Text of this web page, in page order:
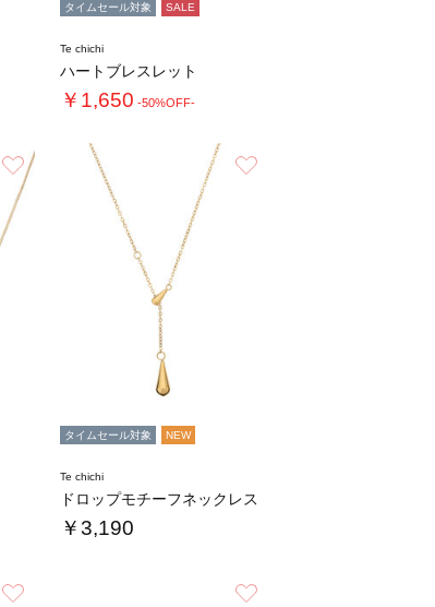
タイムセール対象 SALE
Te chichi
ハートブレスレット
￥1,650 -50%OFF-
お気に入り
タイムセール対象 NEW
Te chichi
ドロップモチーフネックレス
￥3,190